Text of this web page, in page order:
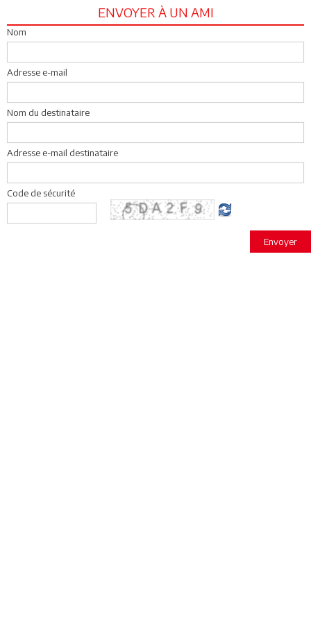
ENVOYER À UN AMI
Nom
Adresse e-mail
Nom du destinataire
Adresse e-mail destinataire
Code de sécurité
Envoyer